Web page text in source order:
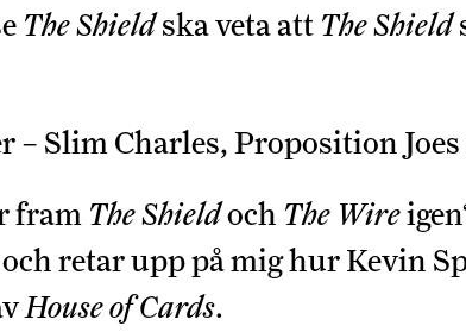
The Shieldska veta att The Shield
– Slim Charles, Proposition
fram The Shieldoch The Wire
retar upp på mig hur Kevin
House of Cards.